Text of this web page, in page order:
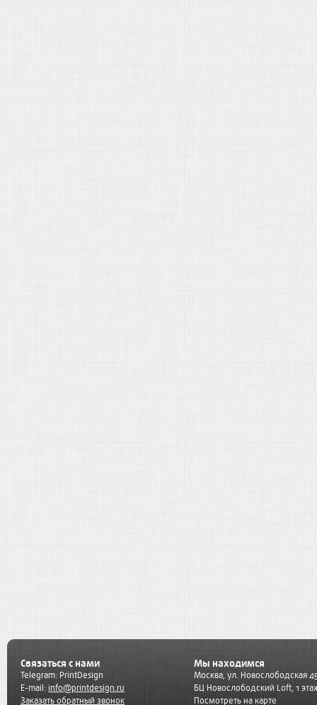
Связаться с нами
Telegram: PrintDesign
E-mail: info@printdesign.ru
Заказать обратный звонок
Мы находимся
Москва, ул. Новослободская
БЦ Новослободский Loft, 1
Посмотреть на карте